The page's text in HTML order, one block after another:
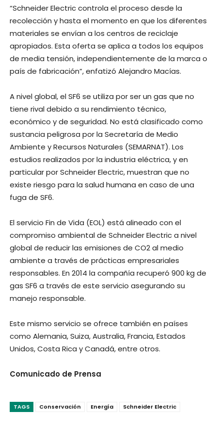
“Schneider Electric controla el proceso desde la
recolección y hasta el momento en que los diferentes
materiales se envían a los centros de reciclaje
apropiados. Esta oferta se aplica a todos los equipos
de media tensión, independientemente de la marca o
país de fabricación”, enfatizó Alejandro Macías.
A nivel global, el SF6 se utiliza por ser un gas que no
tiene rival debido a su rendimiento técnico,
económico y de seguridad. No está clasificado como
sustancia peligrosa por la Secretaría de Medio
Ambiente y Recursos Naturales (SEMARNAT). Los
estudios realizados por la industria eléctrica, y en
particular por Schneider Electric, muestran que no
existe riesgo para la salud humana en caso de una
fuga de SF6.
El servicio Fin de Vida (EOL) está alineado con el
compromiso ambiental de Schneider Electric a nivel
global de reducir las emisiones de CO2 al medio
ambiente a través de prácticas empresariales
responsables. En 2014 la compañía recuperó 900 kg de
gas SF6 a través de este servicio asegurando su
manejo responsable.
Este mismo servicio se ofrece también en países
como Alemania, Suiza, Australia, Francia, Estados
Unidos, Costa Rica y Canadá, entre otros.
Comunicado de Prensa
TAGS Conservación Energía Schneider Electric